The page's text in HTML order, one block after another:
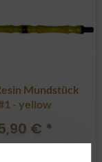
Mundstück
- yellow
€ *